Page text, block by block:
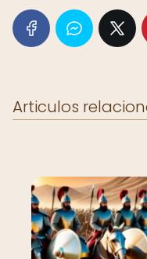
Articulos